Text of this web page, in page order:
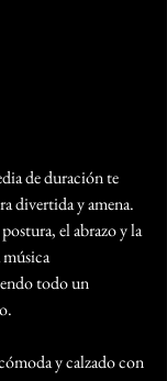
de duración te
divertida y amena.
el abrazo y la
música
todo un
y calzado con